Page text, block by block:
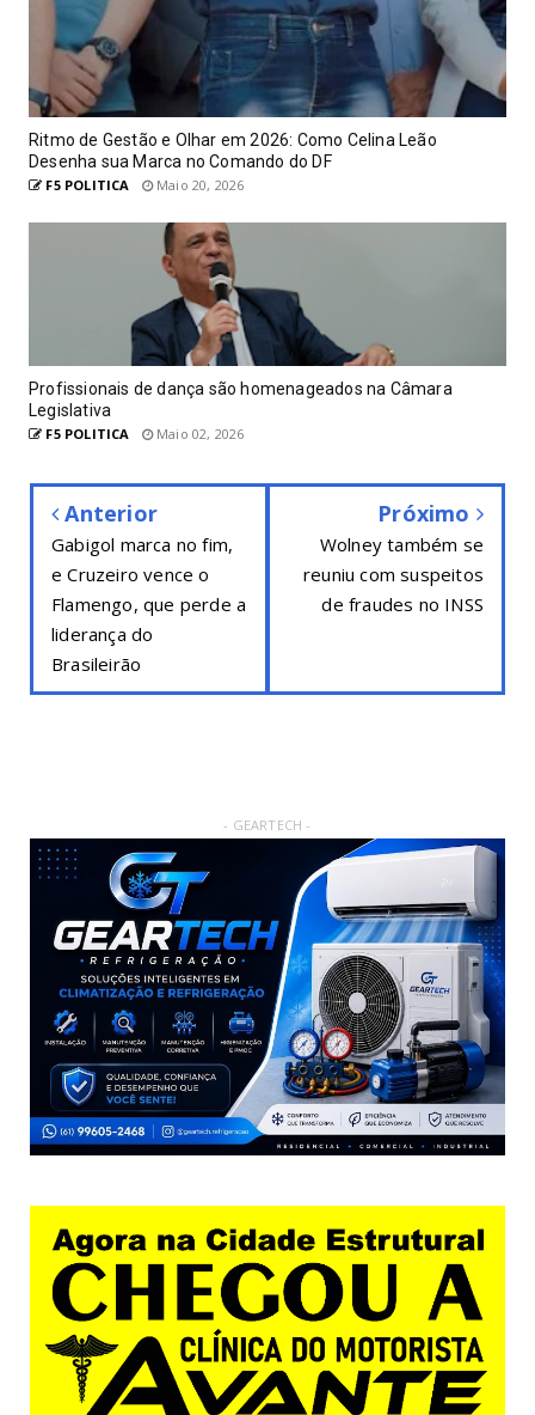
Ritmo de Gestão e Olhar em 2026: Como Celina Leão
Desenha sua Marca no Comando do DF
F5 POLITICA Maio 20, 2026
Profissionais de dança são homenageados na Câmara
Legislativa
F5 POLITICA Maio 02, 2026
Anterior
Gabigol marca no fim,
e Cruzeiro vence o
Flamengo, que perde a
liderança do
Brasileirão
Próximo
Wolney também se
reuniu com suspeitos
de fraudes no INSS
- GEARTECH -